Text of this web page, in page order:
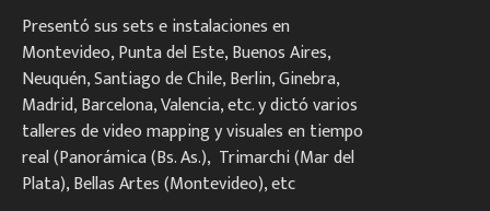
Presentó sus sets e instalaciones en
Montevideo, Punta del Este, Buenos Aires,
Neuquén, Santiago de Chile, Berlin, Ginebra,
Madrid, Barcelona, Valencia, etc. y dictó varios
talleres de video mapping y visuales en tiempo
real (Panorámica (Bs. As.), Trimarchi (Mar del
Plata), Bellas Artes (Montevideo), etc